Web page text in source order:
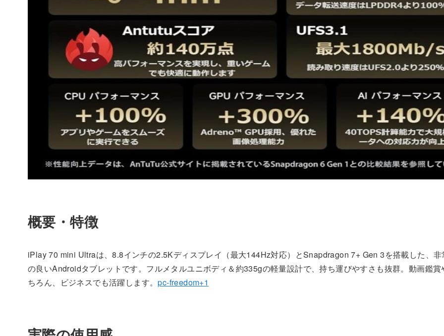
概要・特徴
iPlay 70 mini Ultraは、8.8インチの2.5Kディスプレイ（最大144Hz対応）とSnapdragon 7+ Gen 3を搭載した、非
の良いAndroidタブレットです。フルメタルユニボディ＆約335gの軽量設計で、持ち運びやすさも抜群。動画鑑賞
ちろん、ビジネスでも活躍します。pc-freedom+1